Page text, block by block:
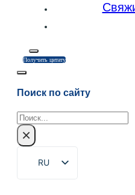
Получить цитату
Поиск по сайту
Поиск
×
RU
EN